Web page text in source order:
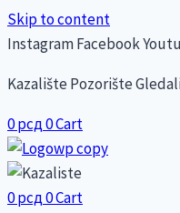
Skip to content
InstagramFacebook
Kazalište Pozorište
0рсд0Cart
0рсд0Cart